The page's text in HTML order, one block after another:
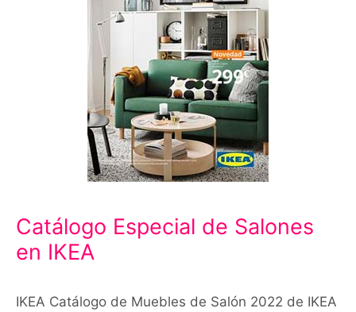
Catálogo Especial de Salones
en IKEA
IKEA Catálogo de Muebles de Salón 2022 de IKEA